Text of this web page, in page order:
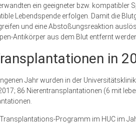
ein geeigneter bzw. kompatibler
Lebendspende erfolgen. Damit die
und eine Abstoßungsreaktion
Antikörper aus dem Blut entfernt
in
Jahr wurden in der
86 Nierentransplantationen (6 mit
Programm im HUC im